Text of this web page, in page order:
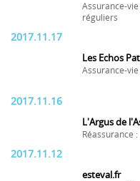
Assurance-
réguliers
2017.11.17
Les Echos
Assurance-
2017.11.16
L'Argus de
Réassurance
2017.11.12
esteval.fr